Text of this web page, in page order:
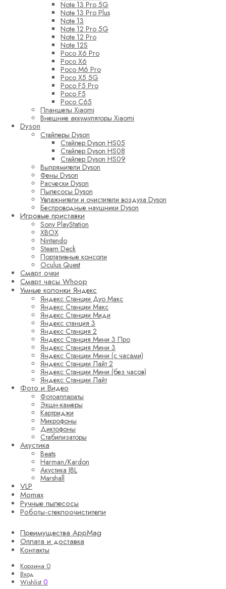
Note 13 Pro 5G
Note 13 Pro Plus
Note 13
Note 12 Pro 5G
Note 12 Pro
Note 12S
Poco X6 Pro
Poco X6
Poco M6 Pro
Poco X5 5G
Poco F5 Pro
Poco F5
Poco C65
Планшеты Xiaomi
Внешние аккумуляторы Xiaomi
Dyson
Стайлеры Dyson
Стайлер Dyson HS05
Стайлер Dyson HS08
Стайлер Dyson HS09
Выпрямители Dyson
Фены Dyson
Расчески Dyson
Пылесосы Dyson
Увлажнители и очистители воздуха Dyson
Беспроводные наушники Dyson
Игровые приставки
Sony PlayStation
XBOX
Nintendo
Steam Deck
Портативные консоли
Oculus Quest
Смарт очки
Смарт часы Whoop
Умные колонки Яндекс
Яндекс Станции Дуо Макс
Яндекс Станции Макс
Яндекс Станции Миди
Яндекс станция 3
Яндекс Станция 2
Яндекс Станция Мини 3 Про
Яндекс Станция Мини 3
Яндекс Станции Мини (с часами)
Яндекс Станции Лайт 2
Яндекс Станции Мини (без часов)
Яндекс Станции Лайт
Фото и Видео
Фотоаппараты
Экшн-камеры
Картриджи
Микрофоны
Диктофоны
Стабилизаторы
Акустика
Beats
Harman/Kardon
Акустика JBL
Marshall
VLP
Momax
Ручные пылесосы
Роботы-стеклоочистители
Преимущества AppMag
Оплата и доставка
Контакты
Корзина 0
Вход
Wishlist 0